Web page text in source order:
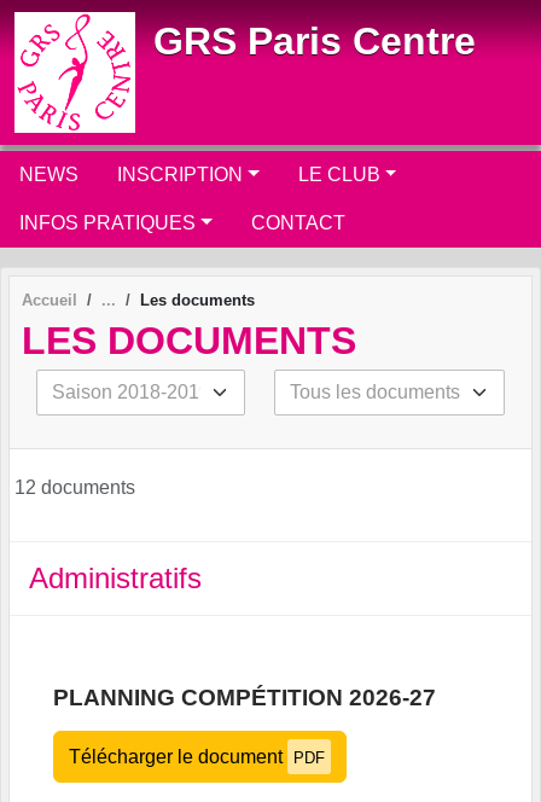
GRS Paris Centre
NEWS INSCRIPTION LE CLUB
INFOS PRATIQUES CONTACT
Accueil Les documents
LES DOCUMENTS
12 documents
Administratifs
PLANNING COMPÉTITION 2026-27
Télécharger le document PDF
Panneau de gestion des cookies